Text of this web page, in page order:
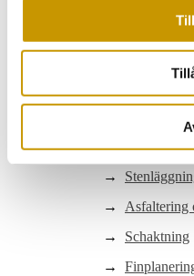
Utemiljöer/
Markarbeten
Utemiljöer
Asfaltering
Schaktning